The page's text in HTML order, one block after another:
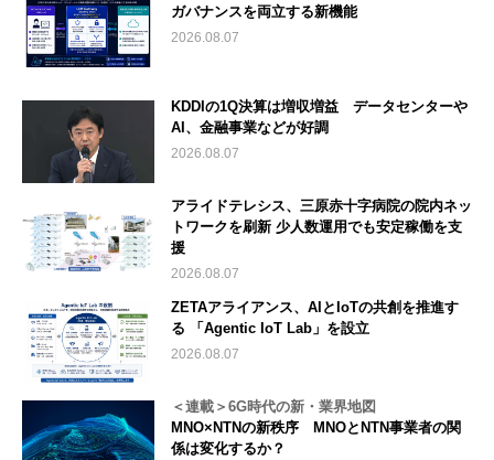
ガバナンスを両立する新機能
2026.08.07
KDDIの1Q決算は増収増益 データセンターや
AI、金融事業などが好調
2026.08.07
アライドテレシス、三原赤十字病院の院内ネッ
トワークを刷新 少人数運用でも安定稼働を支
援
2026.08.07
ZETAアライアンス、AIとIoTの共創を推進す
る 「Agentic IoT Lab」を設立
2026.08.07
＜連載＞6G時代の新・業界地図
MNO×NTNの新秩序 MNOとNTN事業者の関
係は変化するか？